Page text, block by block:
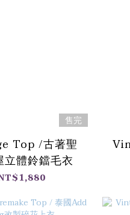
售完
Top /古著聖
立體鈴鐺毛衣